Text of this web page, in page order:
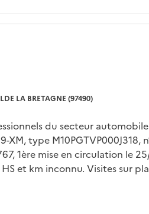
LA BRETAGNE (97490)
du secteur
XM, type M10PGTVP000J318,
1ère mise en circulation le
et km inconnu. Visites sur